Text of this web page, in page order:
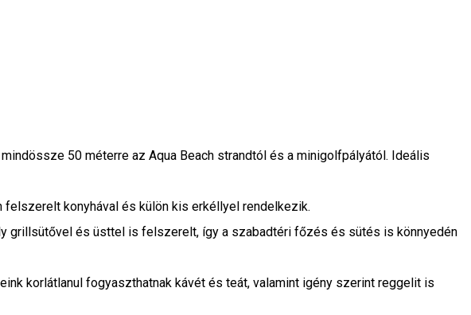
50 méterre az Aqua Beach strandtól és a minigolfpályától. Ideális
konyhával és külön kis erkéllyel rendelkezik.
grillsütővel és üsttel is felszerelt, így a szabadtéri főzés és sütés is könnyedén
korlátlanul fogyaszthatnak kávét és teát, valamint igény szerint reggelit is